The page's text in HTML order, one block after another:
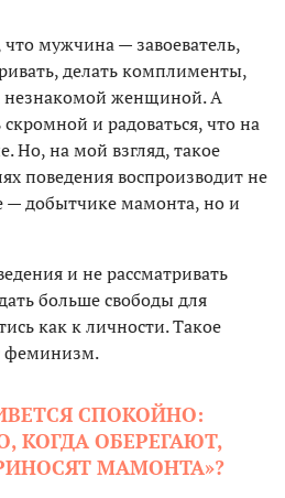
мужчина — завоеватель,
делать комплименты,
незнакомой женщиной. А
и радоваться, что на
Но, на мой взгляд, такое
поведения воспроизводит не
добытчике мамонта, но и
и не рассматривать
больше свободы для
как к личности. Такое
феминизм.
СПОКОЙНО:
КОГДА ОБЕРЕГАЮТ,
МАМОНТА»?